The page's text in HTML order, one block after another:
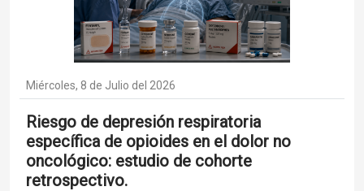
Miércoles, 8 de Julio del 2026
Riesgo de depresión respiratoria
específica de opioides en el dolor no
oncológico: estudio de cohorte
retrospectivo.